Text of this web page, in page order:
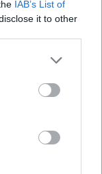
IAB’s List of
it to other
more Google
may click to
party tags to
below Google
και, εάν
με